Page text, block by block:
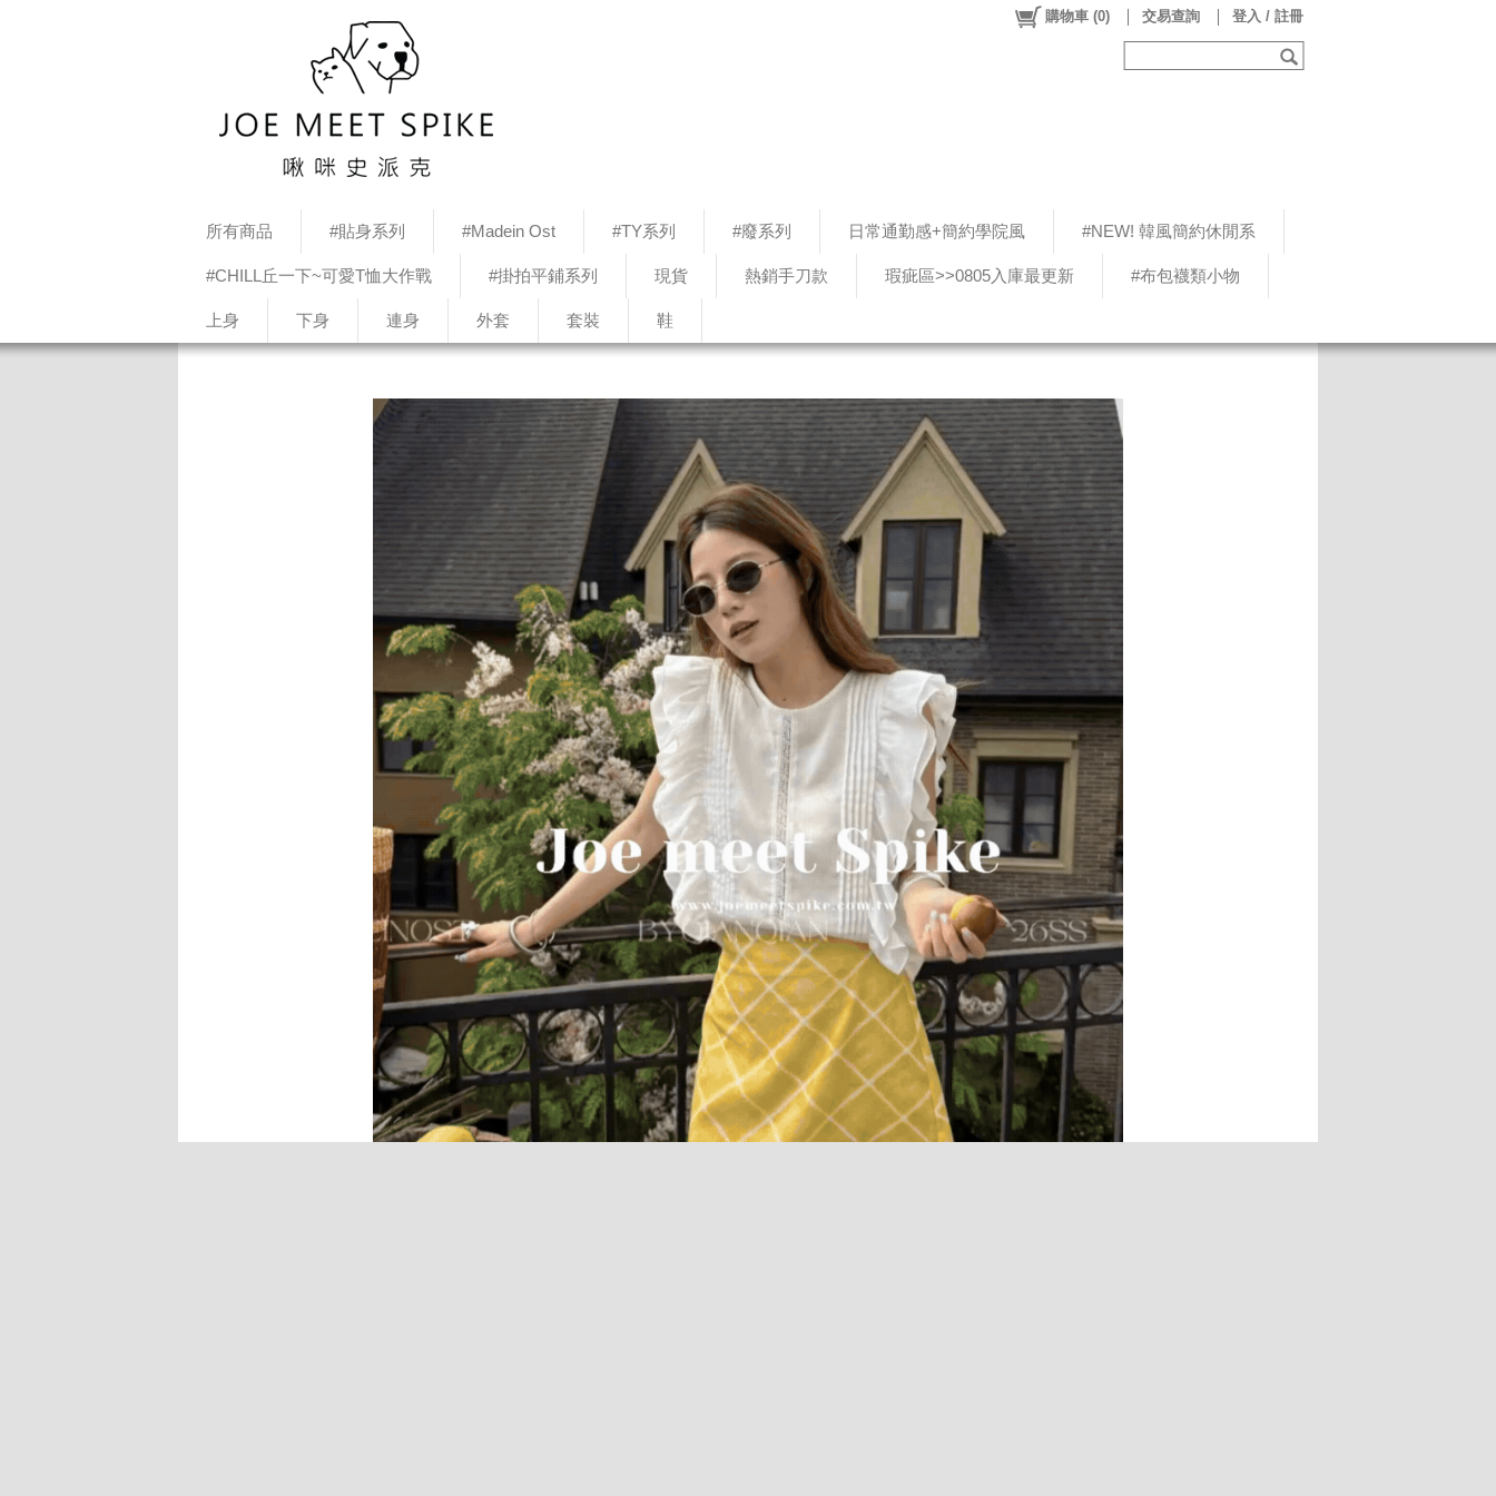
所有商品 #貼身系列 #Madein Ost #TY系列 #廢系列 日常通勤感+簡約學院風 #NEW! 韓風簡約休閒系
#CHILL丘一下~可愛T恤大作戰 #掛拍平鋪系列 現貨 熱銷手刀款 瑕疵區>>0805入庫最更新 #布包襪類小物
上身 下身 連身 外套 套裝 鞋
購物車 (0) 交易查詢 登入 / 註冊